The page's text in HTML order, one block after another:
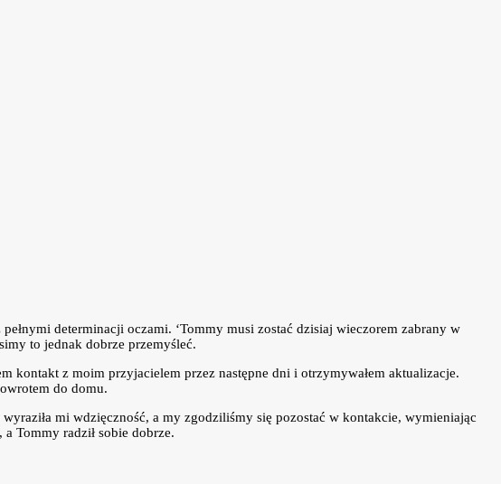
determinacji oczami. ‘Tommy musi zostać dzisiaj wieczorem zabrany w
to jednak dobrze przemyśleć.
kontakt z moim przyjacielem przez następne dni i otrzymywałem aktualizacje.
do domu.
mi wdzięczność, a my zgodziliśmy się pozostać w kontakcie, wymieniając
Tommy radził sobie dobrze.